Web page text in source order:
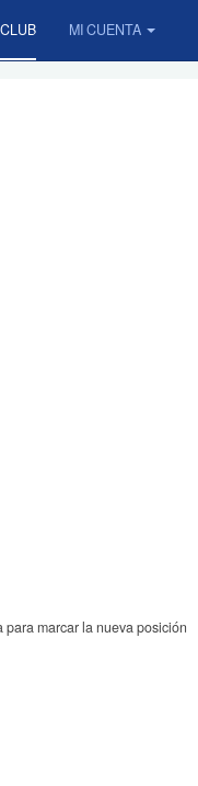
MI CUENTA
para marcar la nueva posición